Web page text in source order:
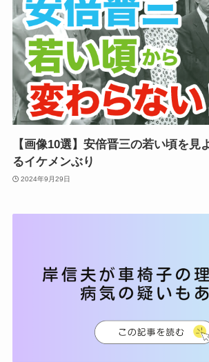
【画像10選】安倍晋三の若い頃を見
るイケメンぶり
2024年9月29日